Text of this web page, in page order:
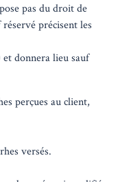
pas du droit de
précisent les
donnera lieu sauf
perçues au client,
versés.